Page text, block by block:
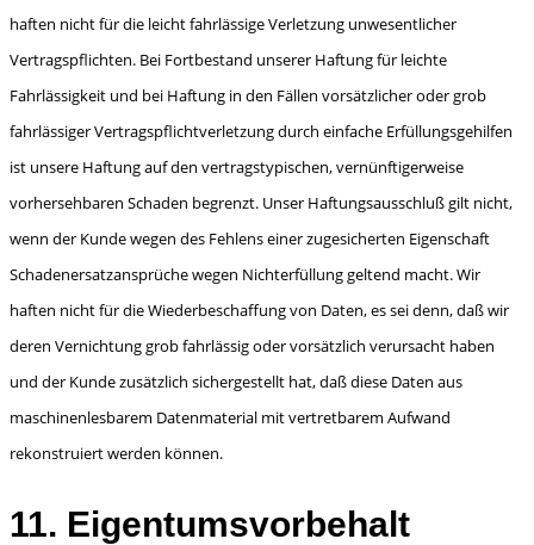
haften nicht für die leicht fahrlässige Verletzung unwesentlicher
Vertragspflichten. Bei Fortbe­stand unserer Haftung für leichte
Fahrlässigkeit und bei Haftung in den Fällen vorsätzlicher oder grob
fahrlässiger Vertragspflichtverletzung durch einfache Erfüllungsgehilfen
ist unsere Haftung auf den vertragstypischen, vernünftigerweise
vorhersehbaren Schaden begrenzt. Unser Haftungs­ausschluß gilt nicht,
wenn der Kunde wegen des Fehlens einer zugesicherten Eigenschaft
Scha­denersatzansprüche wegen Nichterfüllung geltend macht. Wir
haften nicht für die Wiederbeschaf­fung von Daten, es sei denn, daß wir
deren Vernichtung grob fahrlässig oder vorsätzlich verur­sacht haben
und der Kunde zusätzlich sichergestellt hat, daß diese Daten aus
maschinenlesba­rem Datenmaterial mit vertretbarem Aufwand
rekonstruiert werden können.
11. Eigentumsvorbehalt